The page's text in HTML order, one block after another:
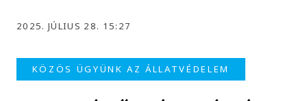
2025. JÚLIUS 28. 15:27
KÖZÖS ÜGYÜNK AZ ÁLLATVÉDELEM